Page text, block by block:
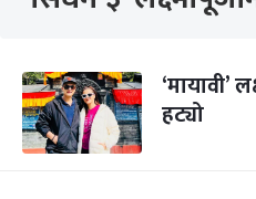
‘मायावी’
हट्यो